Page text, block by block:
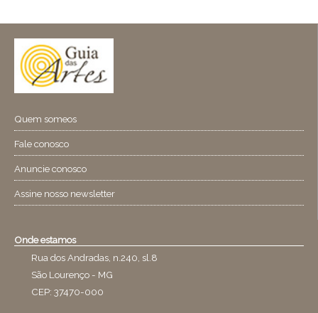
Quem someos
Fale conosco
Anuncie conosco
Assine nosso newsletter
Onde estamos
Rua dos Andradas, n.240, sl.8
São Lourenço - MG
CEP: 37470-000